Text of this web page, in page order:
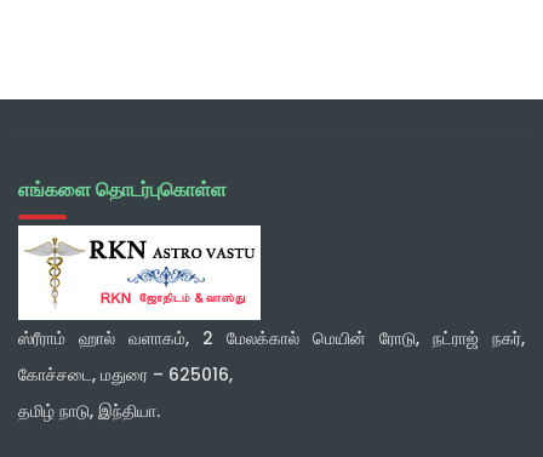
எங்களை தொடர்புகொள்ள
ஸ்ரீராம் ஹால் வளாகம், 2 மேலக்கால் மெயின் ரோடு, நட்ராஜ் நகர்,
கோச்சடை, மதுரை – 625016,
தமிழ் நாடு, இந்தியா.